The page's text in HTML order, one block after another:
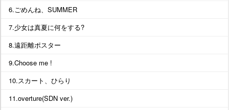
6.ごめんね、SUMMER
7.少女は真夏に何をする?
8.遠距離ポスター
9.Choose me !
10.スカート、ひらり
11.overture(SDN ver.)